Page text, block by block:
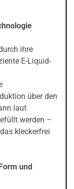
ihre
E-Liquid-
über den
laut
werden –
kleckerfrei
und